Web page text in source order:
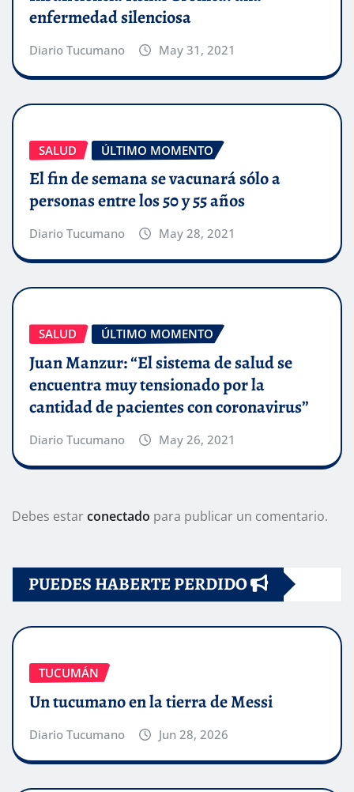
enfermedad silenciosa
Diario Tucumano May 31, 2021
SALUD ÚLTIMO MOMENTO
El fin de semana se vacunará sólo a
personas entre los 50 y 55 años
Diario Tucumano May 28, 2021
SALUD ÚLTIMO MOMENTO
Juan Manzur: “El sistema de salud se
encuentra muy tensionado por la
cantidad de pacientes con coronavirus”
Diario Tucumano May 26, 2021
Debes estarconectado para publicar un comentario.
PUEDES HABERTE PERDIDO
TUCUMÁN
Un tucumano en la tierra de Messi
Diario Tucumano Jun 28, 2026